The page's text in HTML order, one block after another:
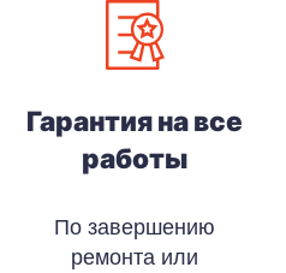
Гарантия на все
работы
По завершению
ремонта или